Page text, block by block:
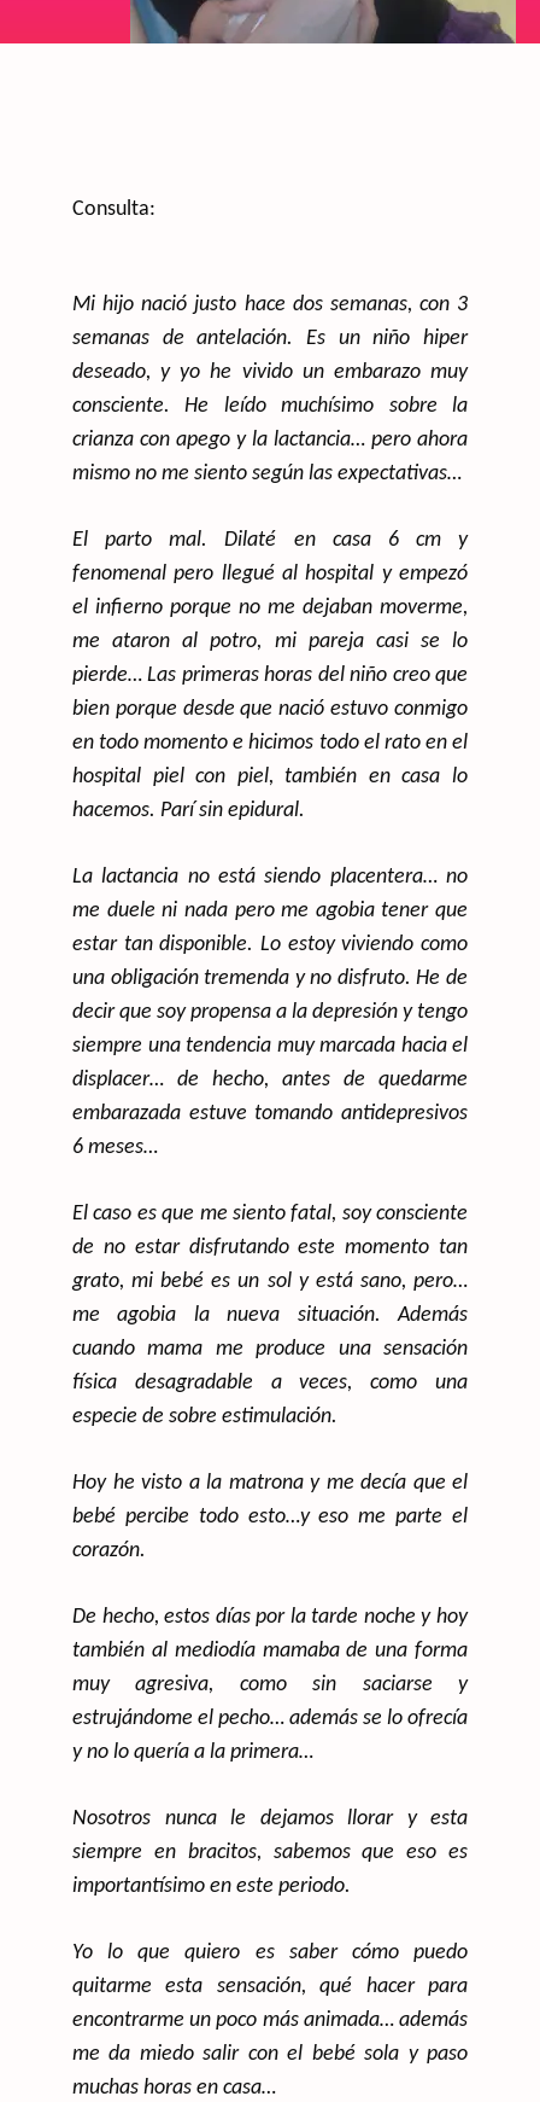
Consulta:
Mi hijo nació justo hace dos semanas, con 3
semanas de antelación. Es un niño hiper
deseado, y yo he vivido un embarazo muy
consciente. He leído muchísimo sobre la
crianza con apego y la lactancia… pero ahora
mismo no me siento según las expectativas…
El parto mal. Dilaté en casa 6 cm y
fenomenal pero llegué al hospital y empezó
el infierno porque no me dejaban moverme,
me ataron al potro, mi pareja casi se lo
pierde… Las primeras horas del niño creo que
bien porque desde que nació estuvo conmigo
en todo momento e hicimos todo el rato en el
hospital piel con piel, también en casa lo
hacemos. Parí sin epidural.
La lactancia no está siendo placentera… no
me duele ni nada pero me agobia tener que
estar tan disponible. Lo estoy viviendo como
una obligación tremenda y no disfruto. He de
decir que soy propensa a la depresión y tengo
siempre una tendencia muy marcada hacia el
displacer… de hecho, antes de quedarme
embarazada estuve tomando antidepresivos
6 meses…
El caso es que me siento fatal, soy consciente
de no estar disfrutando este momento tan
grato, mi bebé es un sol y está sano, pero…
me agobia la nueva situación. Además
cuando mama me produce una sensación
física desagradable a veces, como una
especie de sobre estimulación.
Hoy he visto a la matrona y me decía que el
bebé percibe todo esto…y eso me parte el
corazón.
De hecho, estos días por la tarde noche y hoy
también al mediodía mamaba de una forma
muy agresiva, como sin saciarse y
estrujándome el pecho… además se lo ofrecía
y no lo quería a la primera…
Nosotros nunca le dejamos llorar y esta
siempre en bracitos, sabemos que eso es
importantísimo en este periodo.
Yo lo que quiero es saber cómo puedo
quitarme esta sensación, qué hacer para
encontrarme un poco más animada… además
me da miedo salir con el bebé sola y paso
muchas horas en casa…